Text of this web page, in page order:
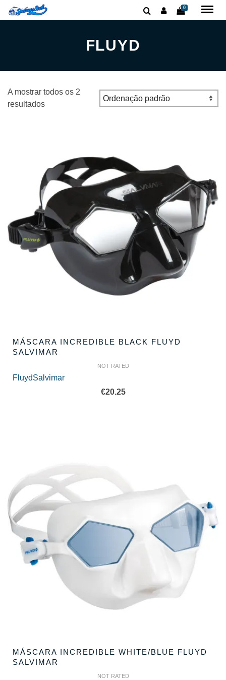
0
FLUYD
A mostrar todos os 2
resultados
MÁSCARA INCREDIBLE BLACK FLUYD
SALVIMAR
NOT RATED
FluydSalvimar
€20.25
MÁSCARA INCREDIBLE WHITE/BLUE FLUYD
SALVIMAR
NOT RATED